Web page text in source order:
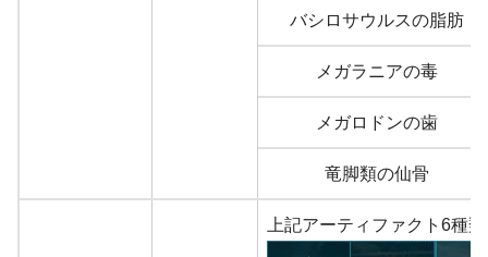
バシロサウルスの脂肪
メガラニアの毒
メガロドンの歯
竜脚類の仙骨
上記アーティファクト6種類